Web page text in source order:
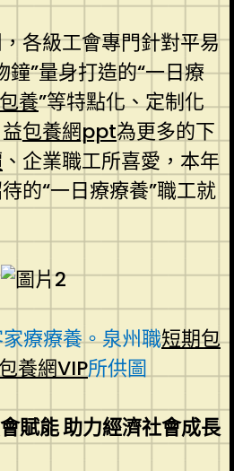
各級工會專門針對平易
鐘”量身打造的“一日療
養”等特點化、定制化
包養網ppt為更多的下
、企業職工所喜愛，本年
的“一日療療養”職工就
療療養。泉州職短期包
養網VIP所供圖
賦能 助力經濟社會成長